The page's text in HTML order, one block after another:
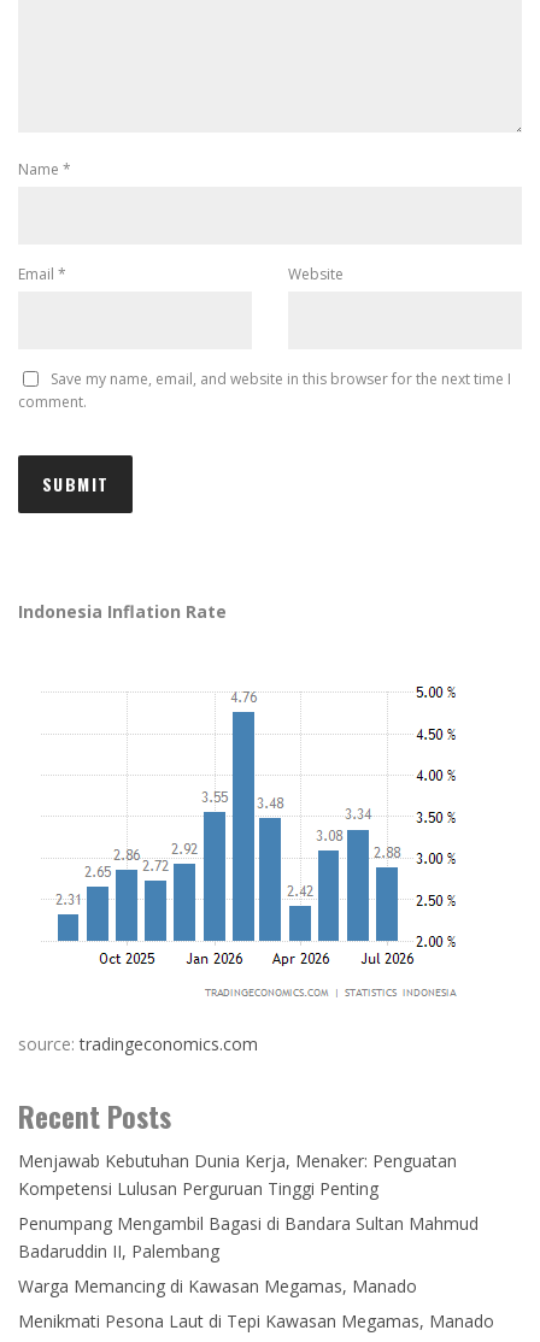
Name *
Email * Website
Save my name, email, and website in this browser for the next time I
comment.
Indonesia Inflation Rate
source:tradingeconomics.com
Recent Posts
Menjawab Kebutuhan Dunia Kerja, Menaker: Penguatan
Kompetensi Lulusan Perguruan Tinggi Penting
Penumpang Mengambil Bagasi di Bandara Sultan Mahmud
Badaruddin II, Palembang
Warga Memancing di Kawasan Megamas, Manado
Menikmati Pesona Laut di Tepi Kawasan Megamas, Manado